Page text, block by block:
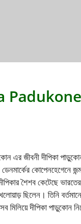
Padukone
এর জীবনী দীপিকা
কোপেনহেগেনে
শৈশব কেটেছে
ছিলেন। তিনি
মিলিয়ে দীপিকা পাড়ুকোন